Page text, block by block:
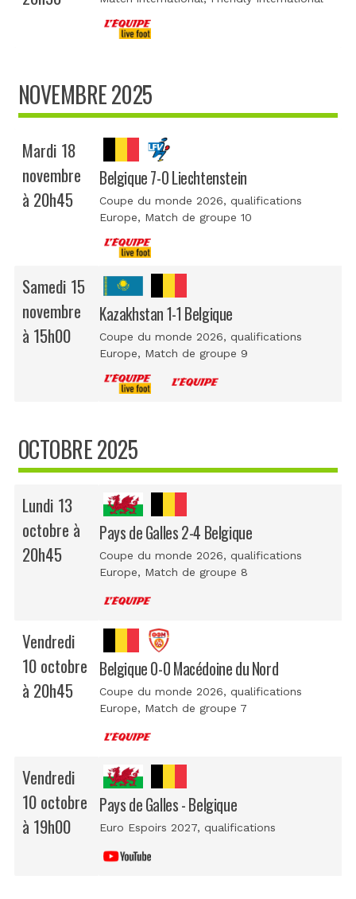
NOVEMBRE 2025
Mardi 18
novembre
à 20h45
Belgique 7-0 Liechtenstein
Coupe du monde 2026, qualifications
Europe, Match de groupe 10
Samedi 15
novembre
à 15h00
Kazakhstan 1-1 Belgique
Coupe du monde 2026, qualifications
Europe, Match de groupe 9
OCTOBRE 2025
Lundi 13
octobre à
20h45
Pays de Galles 2-4 Belgique
Coupe du monde 2026, qualifications
Europe, Match de groupe 8
Vendredi
10 octobre
à 20h45
Belgique 0-0 Macédoine du Nord
Coupe du monde 2026, qualifications
Europe, Match de groupe 7
Vendredi
10 octobre
à 19h00
Pays de Galles - Belgique
Euro Espoirs 2027, qualifications